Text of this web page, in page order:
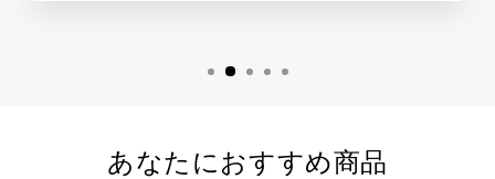
あなたにおすすめ商品